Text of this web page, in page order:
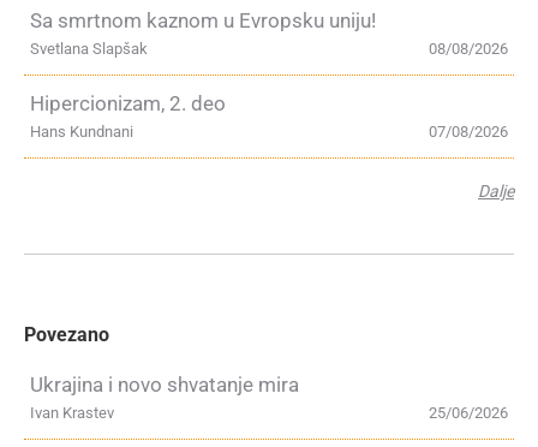
Sa smrtnom kaznom u Evropsku uniju!
08/08/2026
Svetlana Slapšak
Hipercionizam, 2. deo
07/08/2026
Hans Kundnani
Dalje
Povezano
Ukrajina i novo shvatanje mira
25/06/2026
Ivan Krastev